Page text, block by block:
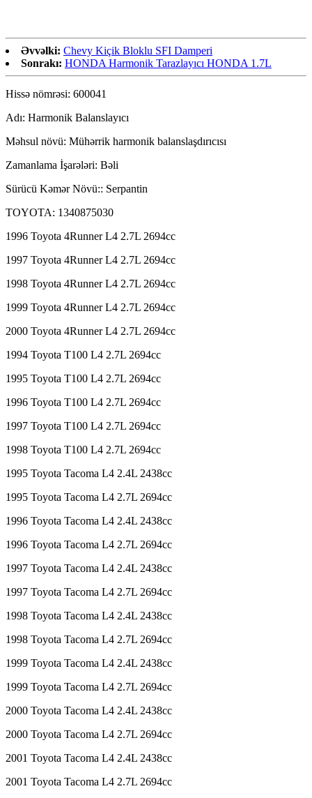
Əvvəlki: Chevy Kiçik Bloklu SFI Damperi
Sonrakı: HONDA Harmonik Tarazlayıcı HONDA 1.7L
Hissə nömrəsi: 600041
Adı: Harmonik Balanslayıcı
Məhsul növü: Mühərrik harmonik balanslaşdırıcısı
Zamanlama İşarələri: Bəli
Sürücü Kəmər Növü:: Serpantin
TOYOTA: 1340875030
1996 Toyota 4Runner L4 2.7L 2694cc
1997 Toyota 4Runner L4 2.7L 2694cc
1998 Toyota 4Runner L4 2.7L 2694cc
1999 Toyota 4Runner L4 2.7L 2694cc
2000 Toyota 4Runner L4 2.7L 2694cc
1994 Toyota T100 L4 2.7L 2694cc
1995 Toyota T100 L4 2.7L 2694cc
1996 Toyota T100 L4 2.7L 2694cc
1997 Toyota T100 L4 2.7L 2694cc
1998 Toyota T100 L4 2.7L 2694cc
1995 Toyota Tacoma L4 2.4L 2438cc
1995 Toyota Tacoma L4 2.7L 2694cc
1996 Toyota Tacoma L4 2.4L 2438cc
1996 Toyota Tacoma L4 2.7L 2694cc
1997 Toyota Tacoma L4 2.4L 2438cc
1997 Toyota Tacoma L4 2.7L 2694cc
1998 Toyota Tacoma L4 2.4L 2438cc
1998 Toyota Tacoma L4 2.7L 2694cc
1999 Toyota Tacoma L4 2.4L 2438cc
1999 Toyota Tacoma L4 2.7L 2694cc
2000 Toyota Tacoma L4 2.4L 2438cc
2000 Toyota Tacoma L4 2.7L 2694cc
2001 Toyota Tacoma L4 2.4L 2438cc
2001 Toyota Tacoma L4 2.7L 2694cc